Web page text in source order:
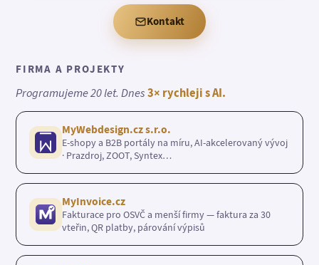
Kontakt
FIRMA A PROJEKTY
Programujeme 20 let. Dnes3× rychleji s AI.
MyWebdesign.cz s.r.o.
E-shopy a B2B portály na míru, AI-akcelerovaný vývoj
· Prazdroj, ZOOT, Syntex…
MyInvoice.cz
Fakturace pro OSVČ a menší firmy — faktura za 30
vteřin, QR platby, párování výpisů